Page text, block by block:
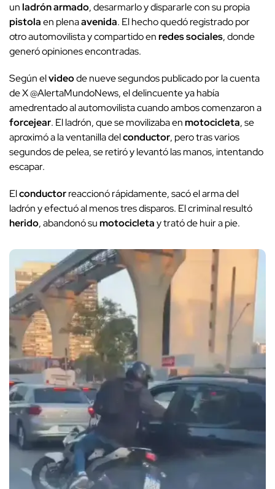
unladrón armado, desarmarlo y dispararle con su propia
pistolaen plenaavenida. El hecho quedó registrado por
otro automovilista y compartido enredes sociales, donde
generó opiniones encontradas.
Según elvideode nueve segundos publicado por la cuenta
de X @AlertaMundoNews, el delincuente ya había
amedrentado al automovilista cuando ambos comenzaron a
forcejear. El ladrón, que se movilizaba enmotocicleta, se
aproximó a la ventanilla delconductor, pero tras varios
segundos de pelea, se retiró y levantó las manos, intentando
escapar.
Elconductorreaccionó rápidamente, sacó el arma del
ladrón y efectuó al menos tres disparos. El criminal resultó
herido, abandonó sumotocicletay trató de huir a pie.